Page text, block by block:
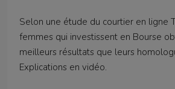
Selon une étude du courtier en ligne
femmes qui investissent en Bourse
meilleurs résultats que leurs
Explications en vidéo.